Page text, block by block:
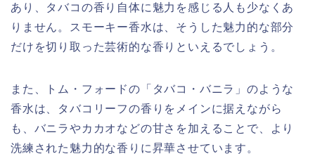
あり、タバコの香り自体に魅力を感じる人も少なくあ
りません。スモーキー香水は、そうした魅力的な部分
だけを切り取った芸術的な香りといえるでしょう。
また、トム・フォードの「タバコ・バニラ」のような
香水は、タバコリーフの香りをメインに据えながら
も、バニラやカカオなどの甘さを加えることで、より
洗練された魅力的な香りに昇華させています。